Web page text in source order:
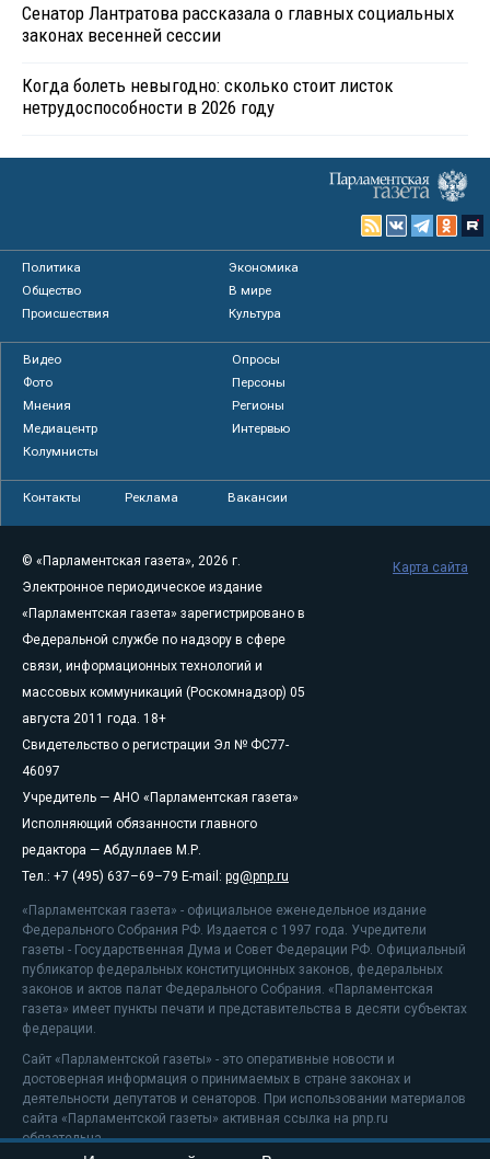
Сенатор Лантратова рассказала о главных социальных
законах весенней сессии
Когда болеть невыгодно: сколько стоит листок
нетрудоспособности в 2026 году
Политика
Экономика
Общество
В мире
Происшествия
Культура
Видео
Опросы
Фото
Персоны
Мнения
Регионы
Медиацентр
Интервью
Колумнисты
Контакты Реклама Вакансии
© «Парламентская газета», 2026 г.
Электронное периодическое издание
«Парламентская газета» зарегистрировано в
Федеральной службе по надзору в сфере
связи, информационных технологий и
массовых коммуникаций (Роскомнадзор) 05
августа 2011 года. 18+
Свидетельство о регистрации Эл № ФС77-
46097
Учредитель — АНО «Парламентская газета»
Исполняющий обязанности главного
редактора — Абдуллаев М.Р.
Тел.: +7 (495) 637–69–79 E-mail: pg@pnp.ru
«Парламентская газета» - официальное еженедельное издание
Федерального Собрания РФ. Издается с 1997 года. Учредители
газеты - Государственная Дума и Совет Федерации РФ. Официальный
публикатор федеральных конституционных законов, федеральных
законов и актов палат Федерального Собрания. «Парламентская
газета» имеет пункты печати и представительства в десяти субъектах
федерации.
Сайт «Парламентской газеты» - это оперативные новости и
достоверная информация о принимаемых в стране законах и
деятельности депутатов и сенаторов. При использовании материалов
сайта «Парламентской газеты» активная ссылка на pnp.ru
обязательна.
Карта сайта